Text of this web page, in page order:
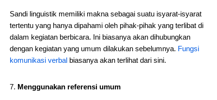
Sandi linguistik memiliki makna sebagai suatu isyarat-isyarat
tertentu yang hanya dipahami oleh pihak-pihak yang terlibat di
dalam kegiatan berbicara. Ini biasanya akan dihubungkan
dengan kegiatan yang umum dilakukan sebelumnya. Fungsi
komunikasi verbal biasanya akan terlihat dari sini.
Menggunakan referensi umum